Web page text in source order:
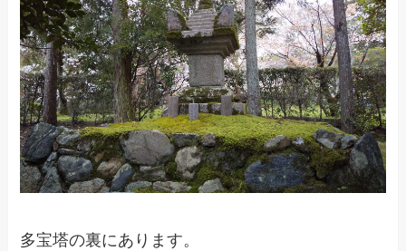
多宝塔の裏にあります。